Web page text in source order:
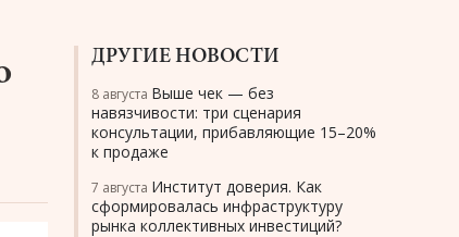
ДРУГИЕ НОВОСТИ
8 августа Выше чек — без
навязчивости: три сценария
консультации, прибавляющие 15–20%
к продаже
7 августа Институт доверия. Как
сформировалась инфраструктуру
рынка коллективных инвестиций?